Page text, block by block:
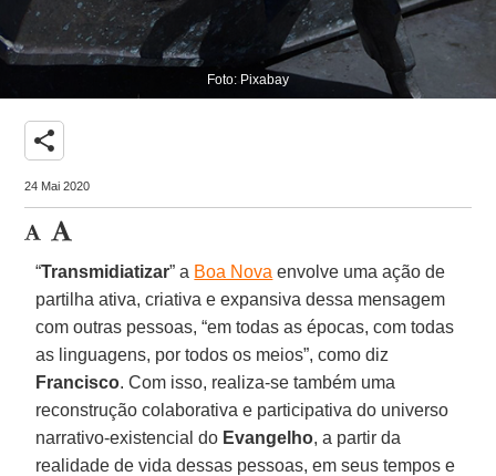
Foto: Pixabay
share
24 Mai 2020
“Transmidiatizar” a Boa Nova envolve uma ação de
partilha ativa, criativa e expansiva dessa mensagem
com outras pessoas, “em todas as épocas, com todas
as linguagens, por todos os meios”, como diz
Francisco. Com isso, realiza-se também uma
reconstrução colaborativa e participativa do universo
narrativo-existencial do Evangelho, a partir da
realidade de vida dessas pessoas, em seus tempos e